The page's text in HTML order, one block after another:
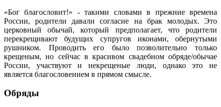
«Бог благословит!» - такими словами в прежние времена
России, родители давали согласие на брак молодых. Это
церковный обычай, который предполагает, что родители
перекрещивают будущих супругов иконами, обернутыми
рушником. Проводить его было позволительно только
крещеным, но сейчас в красивом свадебном обряде/обычае
России, участвуют и некрещеные люди, однако это не
является благословением в прямом смысле.
Обряды